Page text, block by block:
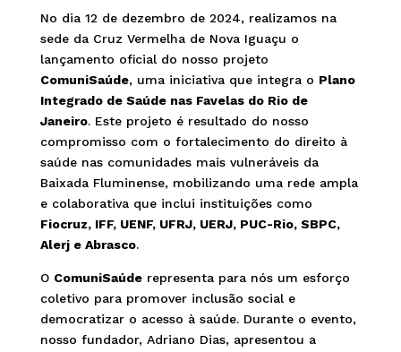
No dia 12 de dezembro de 2024, realizamos na
sede da Cruz Vermelha de Nova Iguaçu o
lançamento oficial do nosso projeto
ComuniSaúde, uma iniciativa que integra o Plano
Integrado de Saúde nas Favelas do Rio de
Janeiro. Este projeto é resultado do nosso
compromisso com o fortalecimento do direito à
saúde nas comunidades mais vulneráveis da
Baixada Fluminense, mobilizando uma rede ampla
e colaborativa que inclui instituições como
Fiocruz, IFF, UENF, UFRJ, UERJ, PUC-Rio, SBPC,
Alerj e Abrasco.
O ComuniSaúderepresenta para nós um esforço
coletivo para promover inclusão social e
democratizar o acesso à saúde. Durante o evento,
nosso fundador, Adriano Dias, apresentou a